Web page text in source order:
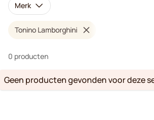
Merk
Tonino Lamborghini
0 producten
Geen producten gevonden voor deze